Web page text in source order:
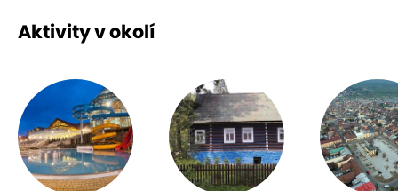
Aktivity v okolí